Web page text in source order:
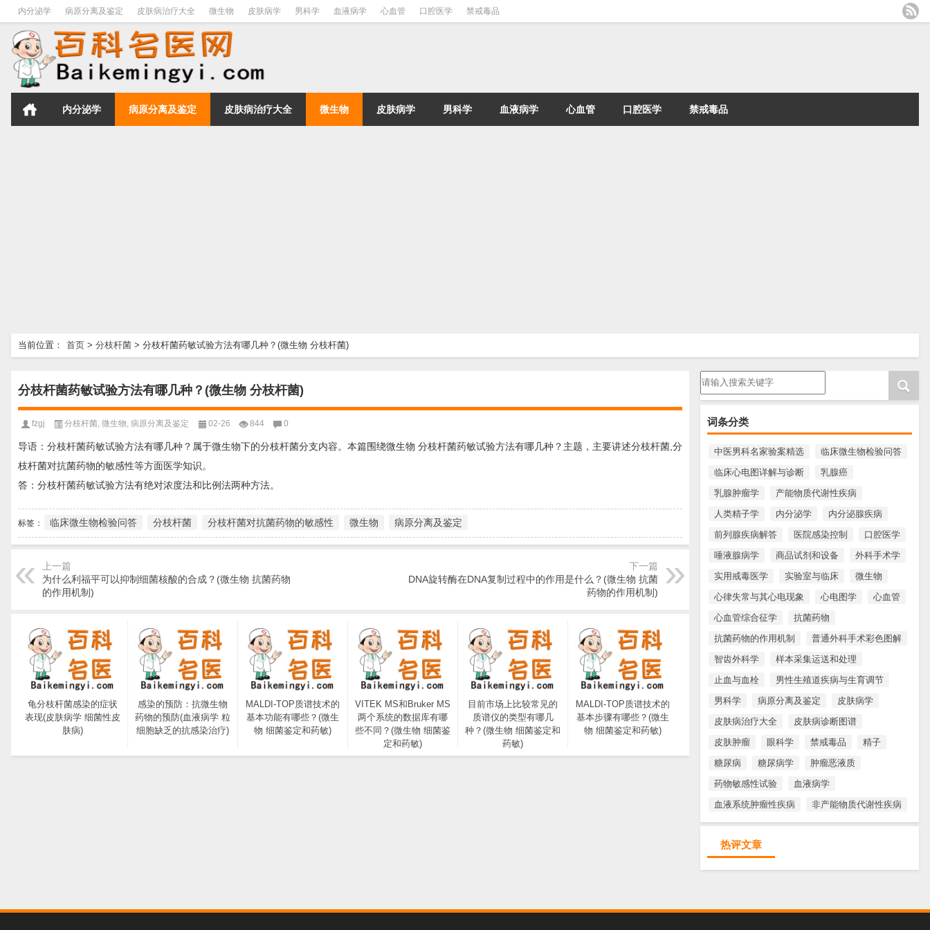
内分泌学 病原分离及鉴定 皮肤病治疗大全 微生物 皮肤病学 男科学 血液病学 心血管 口腔医学 禁戒毒品
内分泌学 病原分离及鉴定 皮肤病治疗大全 微生物 皮肤病学 男科学 血液病学 心血管 口腔医学 禁戒毒品
当前位置： 首页 > 分枝杆菌 > 分枝杆菌药敏试验方法有哪几种？(微生物 分枝杆菌)
请输入搜索内容
词条分类
中医男科名家验案精选
临床微生物检验问答
临床心电图详解与诊断
乳腺癌
乳腺肿瘤学
产能物质代谢性疾病
人类精子学
内分泌学
内分泌腺疾病
前列腺疾病解答
医院感染控制
口腔医学
唾液腺病学
商品试剂和设备
外科手术学
实用戒毒医学
实验室与临床
微生物
心律失常与其心电现象
心电图学
心血管
心血管综合征学
抗菌药物
抗菌药物的作用机制
普通外科手术彩色图解
智齿外科学
样本采集运送和处理
止血与血栓
男性生殖道疾病与生育调节
男科学
病原分离及鉴定
皮肤病学
皮肤病治疗大全
皮肤病诊断图谱
皮肤肿瘤
眼科学 禁戒毒品
精子
糖尿病
糖尿病学
肿瘤恶液质
药物敏感性试验
血液病学
血液系统肿瘤性疾病
非产能物质代谢性疾病
热评文章
分枝杆菌药敏试验方法有哪几种？(微生物 分枝杆菌)
fzgj 分枝杆菌, 微生物, 病原分离及鉴定 02-26 844 0
导语：分枝杆菌药敏试验方法有哪几种？属于微生物下的分枝杆菌分支内容。本篇围绕微生物 分枝杆菌药敏试验方法有哪几种？主题，主要讲述分枝杆菌,分
枝杆菌对抗菌药物的敏感性等方面医学知识。
答：分枝杆菌药敏试验方法有绝对浓度法和比例法两种方法。
标签： 临床微生物检验问答 分枝杆菌 分枝杆菌对抗菌药物的敏感性 微生物 病原分离及鉴定
上一篇
为什么利福平可以抑制细菌核酸的合成？(微生物 抗菌药物
的作用机制)
下一篇
DNA旋转酶在DNA复制过程中的作用是什么？(微生物 抗菌
药物的作用机制)
龟分枝杆菌感染的症状
表现(皮肤病学 细菌性皮
肤病)
感染的预防：抗微生物
药物的预防(血液病学 粒
细胞缺乏的抗感染治疗)
MALDI-TOP质谱技术的
基本功能有哪些？(微生
物 细菌鉴定和药敏)
VITEK MS和Bruker MS
两个系统的数据库有哪
些不同？(微生物 细菌鉴
定和药敏)
目前市场上比较常见的
质谱仪的类型有哪几
种？(微生物 细菌鉴定和
药敏)
MALDI-TOP质谱技术的
基本步骤有哪些？(微生
物 细菌鉴定和药敏)